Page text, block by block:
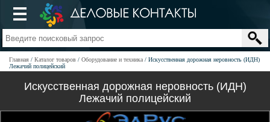
Главная Каталог товаров Оборудование и техника
Искусственная дорожная неровность (ИДН)
Лежачий полицейский
Искусственная дорожная неровность (ИДН)
Лежачий полицейский